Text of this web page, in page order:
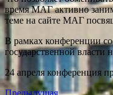
время МАГ активно
теме на сайте МАГ
В рамках конференции
государственной власти
24 апреля конференция
Предыдущая